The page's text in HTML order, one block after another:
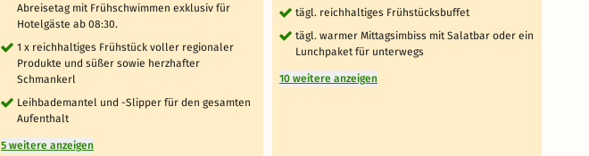
Abreisetag mit Frühschwimmen exklusiv für
Hotelgäste ab 08:30.
1 x reichhaltiges Frühstück voller regionaler
Produkte und süßer sowie herzhafter
Schmankerl
Leihbademantel und -Slipper für den gesamten
Aufenthalt
5 weitere anzeigen
tägl. reichhaltiges Frühstücksbuffet
tägl. warmer Mittagsimbiss mit Salatbar oder ein
Lunchpaket für unterwegs
10 weitere anzeigen